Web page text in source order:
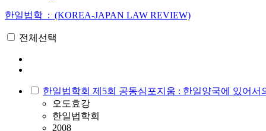
한일법학 : (KOREA-JAPAN LAW REVIEW)
전체선택
한일법학회 제5회 공동심포지움 : 한일양국에 있어
오도효강
한일법학회
2008